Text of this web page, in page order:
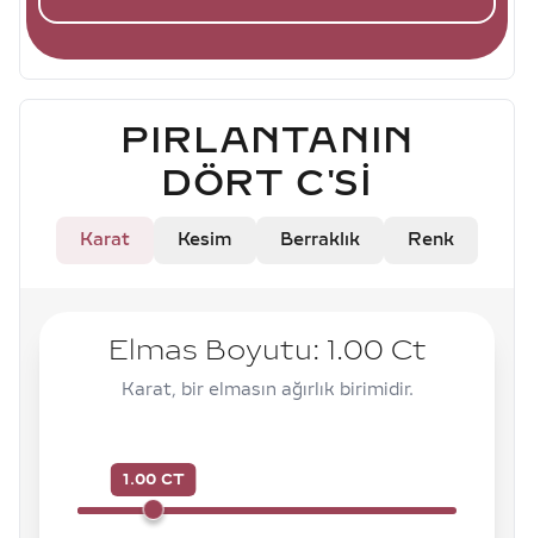
PIRLANTANIN
DÖRT C'SI
Karat Kesim Berraklık Renk
Elmas Boyutu: 1.00 Ct
Karat, bir elmasın ağırlık birimidir.
1.00 CT